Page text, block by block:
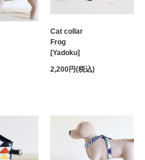
Cat collar
Frog
[Yadoku]
2,200円(税込)